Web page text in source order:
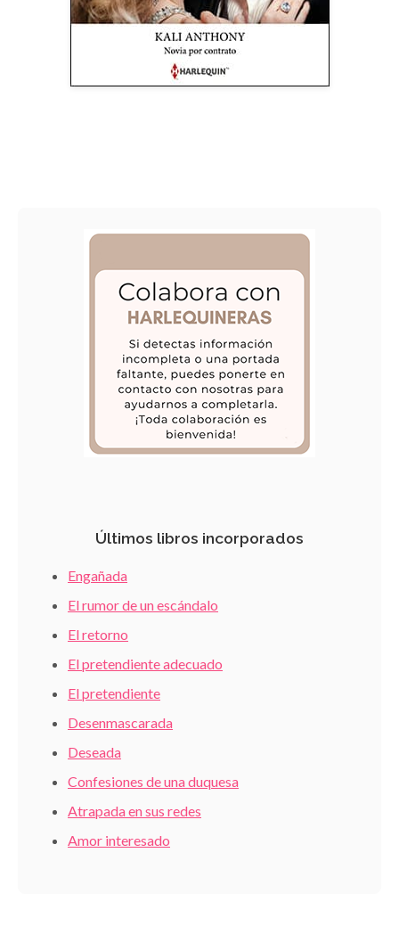
Últimos libros incorporados
Engañada
El rumor de un escándalo
El retorno
El pretendiente adecuado
El pretendiente
Desenmascarada
Deseada
Confesiones de una duquesa
Atrapada en sus redes
Amor interesado